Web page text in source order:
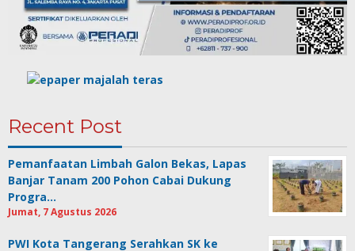
Recent Post
Pemanfaatan Limbah Galon Bekas, Lapas
Banjar Tanam 200 Pohon Cabai Dukung
Progra…
Jumat, 7 Agustus 2026
PWI Kota Tangerang Serahkan SK ke